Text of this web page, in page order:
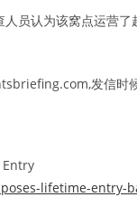
员认为该窝点运营
发信时
Entry
lifetime-entry-